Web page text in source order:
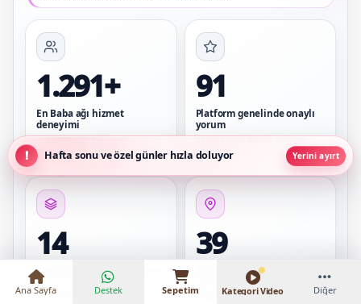
1.291+
En Baba ağı hizmet
deneyimi
2021’den beri platform
genelinde biriken saha tecrübesi
91
Platform genelinde onaylı
yorum
Yayınlanmış gerçek müşteri
kayıtları
14
Aktif çocuk eğlence hizmeti
Animasyon, gösteri ve oyun
seçenekleri
39
İstanbul ilçesinde çocuk
Doğum günü, okul ve aile
₺15.000 – ₺22.000
Hafta sonu ve özel günler hızla doluyor Yerini ayırt
Ana Sayfa Destek Sepetim Kategori Video Diğer